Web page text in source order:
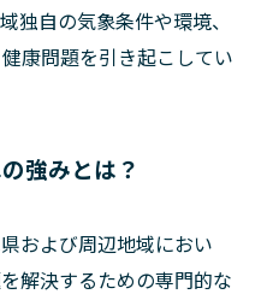
独自の気象条件や環境、
康問題を引き起こしてい
強みとは？
および周辺地域におい
解決するための専門的な